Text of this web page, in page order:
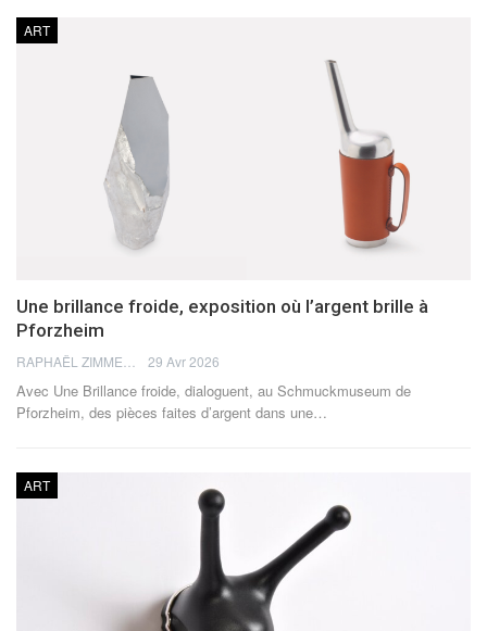
ART
Une brillance froide, exposition où l’argent brille à
Pforzheim
29 Avr 2026
Avec Une Brillance froide, dialoguent, au Schmuckmuseum de
Pforzheim, des pièces faites d’argent dans une…
ART